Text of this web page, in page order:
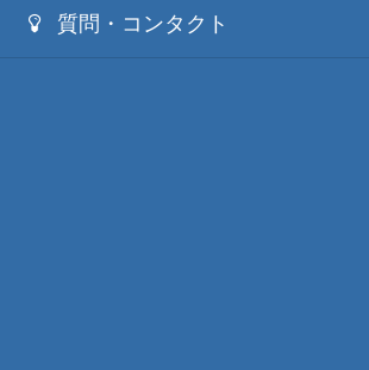
質問・コンタクト